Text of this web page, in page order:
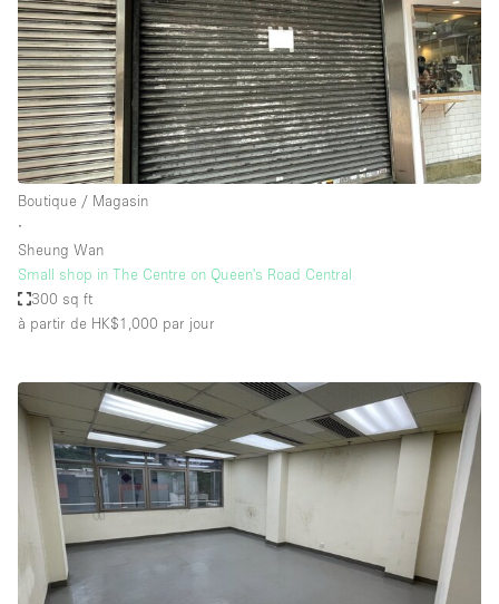
Boutique / Magasin
∙
Sheung Wan
Small shop in The Centre on Queen's Road Central
300 sq ft
à partir de HK$1,000 par jour